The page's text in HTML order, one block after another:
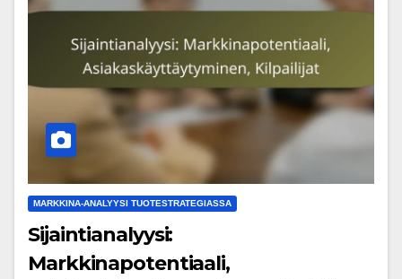
MARKKINA-ANALYYSI TUOTESTRATEGIASSA
Sijaintianalyysi:
Markkinapotentiaali,